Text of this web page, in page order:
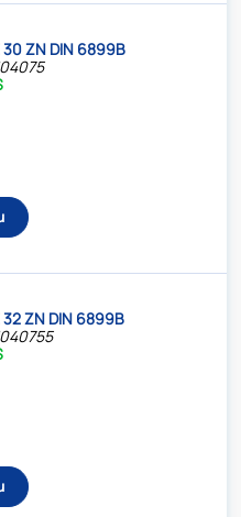
30 ZN DIN 6899B
32 ZN DIN 6899B